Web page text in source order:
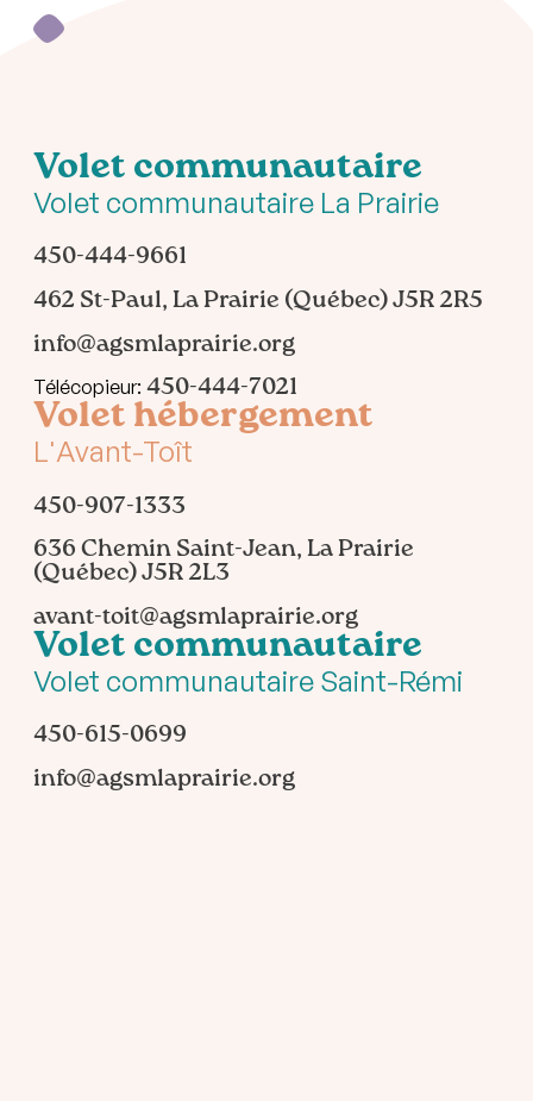
Volet communautaire
Volet communautaire La Prairie
450-444-9661
462 St-Paul, La Prairie (Québec) J5R 2R5
info@agsmlaprairie.org
Télécopieur:450-444-7021
Volet hébergement
L'Avant-Toît
450-907-1333
636 Chemin Saint-Jean, La Prairie
(Québec) J5R 2L3
avant-toit@agsmlaprairie.org
Volet communautaire
Volet communautaire Saint-Rémi
450-615-0699
info@agsmlaprairie.org